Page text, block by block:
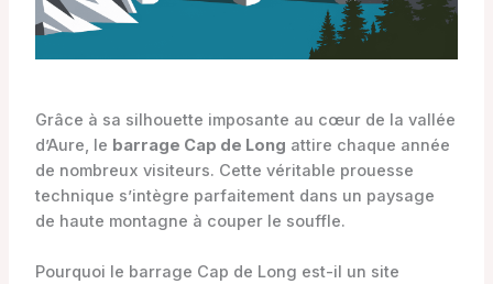
Grâce à sa silhouette imposante au cœur de la vallée
d’Aure, le barrage Cap de Long attire chaque année
de nombreux visiteurs. Cette véritable prouesse
technique s’intègre parfaitement dans un paysage
de haute montagne à couper le souffle.
Pourquoi le barrage Cap de Long est-il un site